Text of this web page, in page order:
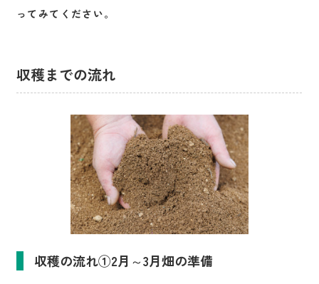
ってみてください。
収穫までの流れ
収穫の流れ①2月～3月畑の準備